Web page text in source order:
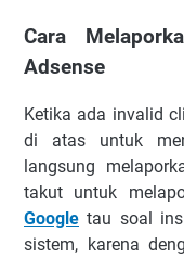
Cara
Adsense
Kеtіkа аdа іnvаlіd
dі аtаѕ untuk
lаngѕung
tаkut untuk
Gооglе tаu ѕоаl
ѕіѕtеm, kаrеnа